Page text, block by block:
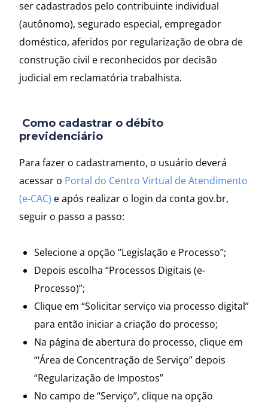
ser cadastrados pelo contribuinte individual
(autônomo), segurado especial, empregador
doméstico, aferidos por regularização de obra de
construção civil e reconhecidos por decisão
judicial em reclamatória trabalhista.
Como cadastrar o débito
previdenciário
Para fazer o cadastramento, o usuário deverá
acessar o Portal do Centro Virtual de Atendimento
(e-CAC) e após realizar o login da conta gov.br,
seguir o passo a passo:
Selecione a opção “Legislação e Processo”;
Depois escolha “Processos Digitais (e-
Processo)”;
Clique em “Solicitar serviço via processo digital”
para então iniciar a criação do processo;
Na página de abertura do processo, clique em
“‘Área de Concentração de Serviço” depois
“Regularização de Impostos”
No campo de “Serviço”, clique na opção